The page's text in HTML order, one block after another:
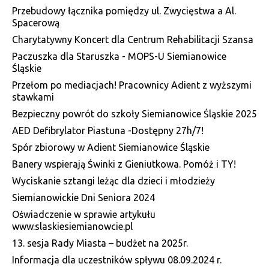
Przebudowy łącznika pomiędzy ul. Zwycięstwa a Al.
Spacerową
Charytatywny Koncert dla Centrum Rehabilitacji Szansa
Paczuszka dla Staruszka - MOPS-U Siemianowice
Śląskie
Przełom po mediacjach! Pracownicy Adient z wyższymi
stawkami
Bezpieczny powrót do szkoły Siemianowice Śląskie 2025
AED Defibrylator Piastuna -Dostępny 27h/7!
Spór zbiorowy w Adient Siemianowice Śląskie
Banery wspierają Świnki z Gieniutkowa. Pomóż i TY!
Wyciskanie sztangi leżąc dla dzieci i młodzieży
Siemianowickie Dni Seniora 2024
Oświadczenie w sprawie artykułu
www.slaskiesiemianowcie.pl
13. sesja Rady Miasta – budżet na 2025r.
Informacja dla uczestników spływu 08.09.2024 r.